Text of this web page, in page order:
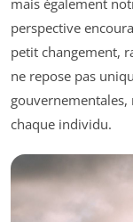
mais également
perspective
petit changement,
ne repose pas
gouvernementales,
chaque individu.